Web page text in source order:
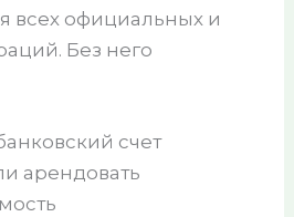
всех официальных и
Без него
счет
арендовать